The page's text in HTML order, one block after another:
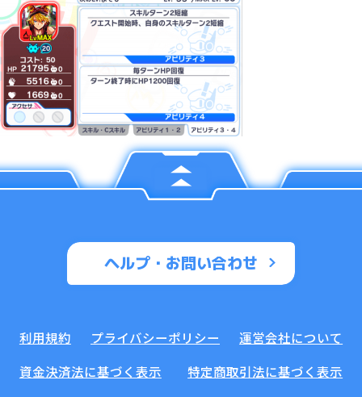
ヘルプ・お問い合わせ
利用規約 プライバシーポリシー
運営会社について
資金決済法に基づく表示
特定商取引法に基づく表示